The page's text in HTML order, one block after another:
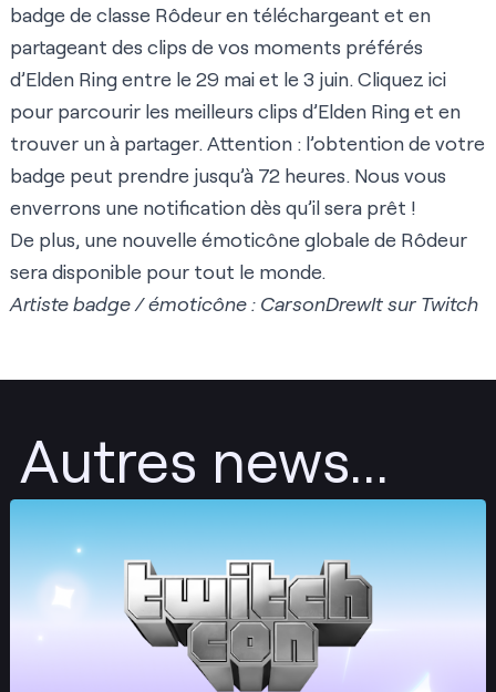
badge de classe Rôdeur en téléchargeant et en
partageant des clips de vos moments préférés
d’Elden Ring entre le 29 mai et le 3 juin. Cliquez ici
pour parcourir les meilleurs clips d’Elden Ring et en
trouver un à partager. Attention : l’obtention de votre
badge peut prendre jusqu’à 72 heures. Nous vous
enverrons une notification dès qu’il sera prêt !
De plus, une nouvelle émoticône globale de Rôdeur
sera disponible pour tout le monde.
Artiste badge / émoticône : CarsonDrewIt sur Twitch
Autres news...